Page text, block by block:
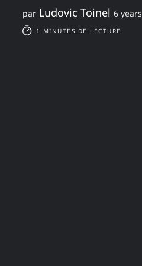
par Ludovic Toinel 6 years
1 MINUTES DE LECTURE